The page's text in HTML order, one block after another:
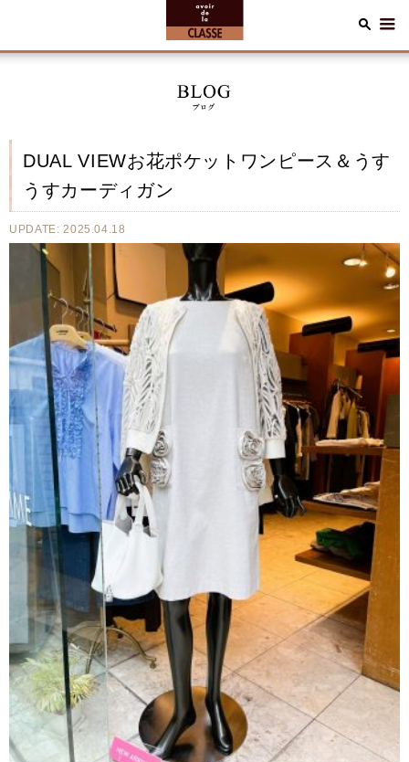
DUAL VIEWお花ポケットワンピース＆うす
うすカーディガン
UPDATE: 2025.04.18